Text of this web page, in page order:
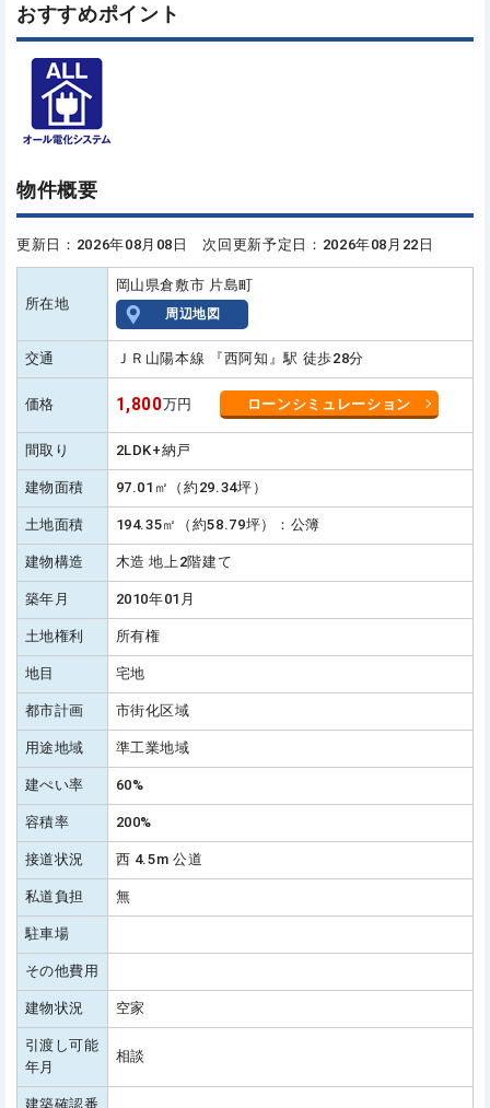
おすすめポイント
物件概要
更新日：2026年08月08日 次回更新予定日：2026年08月22日
所在地
岡山県倉敷市 片島町
周辺地図
交通 ＪＲ山陽本線 『西阿知』駅 徒歩28分
価格 1,800万円 ローンシミュレーション
間取り 2LDK+納戸
建物面積 97.01㎡（約29.34坪）
土地面積 194.35㎡（約58.79坪）：公簿
建物構造 木造 地上2階建て
築年月 2010年01月
土地権利 所有権
地目 宅地
都市計画 市街化区域
用途地域 準工業地域
建ぺい率 60%
容積率 200%
接道状況 西 4.5m 公道
私道負担 無
駐車場
その他費用
建物状況 空家
引渡し可能
年月
相談
建築確認番